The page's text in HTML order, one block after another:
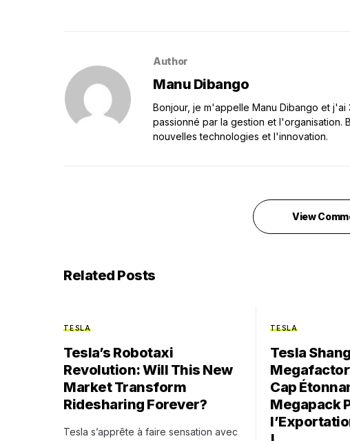
Author
Manu Dibango
Bonjour, je m'appelle Manu Dibango et
passionné par la gestion et l'organisation.
nouvelles technologies et l'innovation.
View
Related Posts
TESLA
Tesla’s Robotaxi
Revolution: Will This New
Market Transform
Ridesharing Forever?
Tesla s’apprête à faire sensation avec
TESLA
Tesla
Cap
Megapack